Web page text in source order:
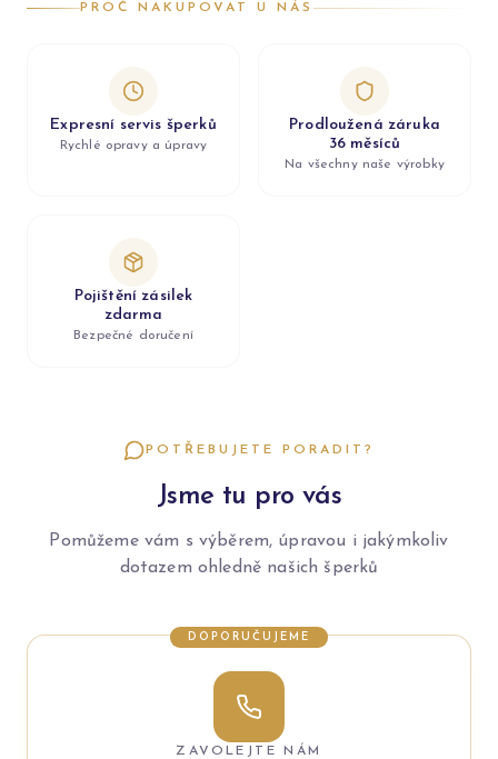
PROČ NAKUPOVAT U NÁS
Expresní servis šperků
Rychlé opravy a úpravy
Prodloužená záruka
36 měsíců
Na všechny naše výrobky
Pojištění zásilek
zdarma
Bezpečné doručení
POTŘEBUJETE PORADIT?
Jsme tu pro vás
Pomůžeme vám s výběrem, úpravou i jakýmkoliv
dotazem ohledně našich šperků
DOPORUČUJEME
ZAVOLEJTE NÁM